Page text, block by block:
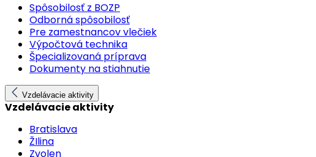
Spôsobilosť z BOZP
Odborná spôsobilosť
Pre zamestnancov vlečiek
Výpočtová technika
Špecializovaná príprava
Dokumenty na stiahnutie
Vzdelávacie aktivity
Vzdelávacie aktivity
Bratislava
ŽIlina
Zvolen